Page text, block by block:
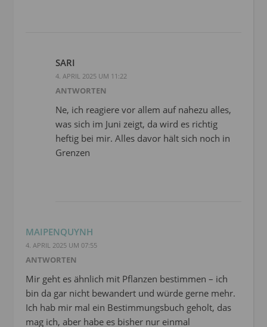
SARI
4. APRIL 2025 UM 11:22
ANTWORTEN
Ne, ich reagiere vor allem auf nahezu alles,
was sich im Juni zeigt, da wird es richtig
heftig bei mir. Alles davor hält sich noch in
Grenzen
MAIPENQUYNH
4. APRIL 2025 UM 07:55
ANTWORTEN
Mir geht es ähnlich mit Pflanzen bestimmen – ich
bin da gar nicht bewandert und würde gerne mehr.
Ich hab mir mal ein Bestimmungsbuch geholt, das
mag ich, aber habe es bisher nur einmal